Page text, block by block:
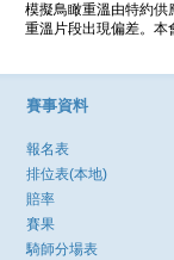
模擬鳥瞰重溫由特約供
重溫片段出現偏差。本
賽事資料
報名表
排位表(本地)
賠率
賽果
騎師分場表